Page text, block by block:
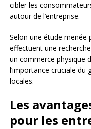
cibler les
autour de l’entreprise.
Selon une étude menée
effectuent une
un commerce physique
l’importance cruciale du
locales.
Les
pour les